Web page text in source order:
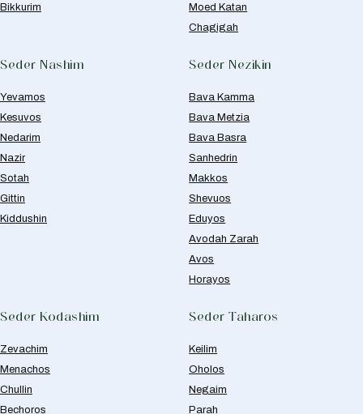
Bikkurim
Moed Katan
Chagigah
Seder Nashim
Yevamos
Kesuvos
Nedarim
Nazir
Sotah
Gittin
Kiddushin
Seder Nezikin
Bava Kamma
Bava Metzia
Bava Basra
Sanhedrin
Makkos
Shevuos
Eduyos
Avodah Zarah
Avos
Horayos
Seder Kodashim
Zevachim
Menachos
Chullin
Bechoros
Seder Taharos
Keilim
Oholos
Negaim
Parah